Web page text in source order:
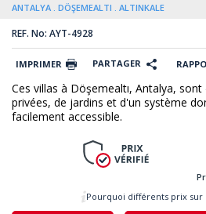
ANTALYA DÖŞEMEALTI ALTINKALE
REF. No: AYT-4928
IMPRIMER PARTAGER
Ces villas à Döşemealtı, Antalya,
privées, de jardins et d'un système
facilement accessible.
Pourquoi différents prix sur